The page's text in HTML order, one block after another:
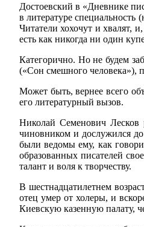
Достоевский в «Дневнике
в литературе
Читатели хохочут и хвалят,
есть как никогда ни один
Категорично. Но не будем
(«Сон смешного человека»),
Может быть, вернее всего
его литературный вызов.
Николай Семенович Лесков
чиновником и дослужился до
были ведомы ему, как
образованных писателей
талант и воля к творчеству.
В шестнадцатилетнем
отец умер от холеры, и
Киевскую казенную палату,